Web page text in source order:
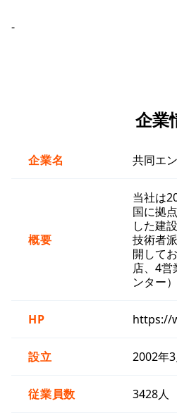
-
企業
企業名 共同エ
概要
当社は
国に拠
した建
技術者
開して
店、4
ンター）
HP https://
設立 2002年3
従業員数 3428人